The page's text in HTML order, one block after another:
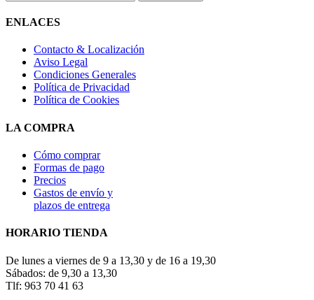
ENLACES
Contacto & Localización
Aviso Legal
Condiciones Generales
Política de Privacidad
Política de Cookies
LA COMPRA
Cómo comprar
Formas de pago
Precios
Gastos de envío y
plazos de entrega
HORARIO TIENDA
De lunes a viernes de 9 a 13,30 y de 16 a 19,30
Sábados: de 9,30 a 13,30
Tlf: 963 70 41 63